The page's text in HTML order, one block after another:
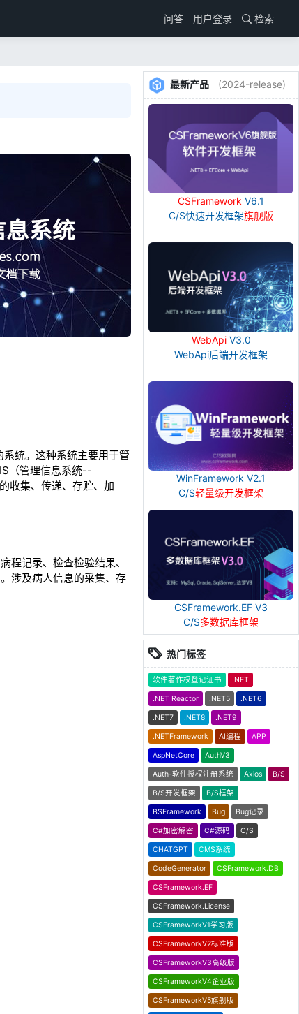
问答 用户登录 检索
统。这种系统主要用于管
（管理信息系统--
收集、传递、存贮、加
程记录、检查检验结果、
涉及病人信息的采集、存
最新产品 (2024-release)
CSFramework V6.1
C/S快速开发框架旗舰版
WebApiV3.0
WebApi后端开发框架
WinFramework V2.1
C/S轻量级开发框架
CSFramework.EF V3
C/S多数据库框架
热门标签
软件著作权登记证书 .NET
.NET Reactor .NET5 .NET6
.NET7 .NET8 .NET9
.NETFramework AI编程 APP
AspNetCore AuthV3
Auth-软件授权注册系统 Axios B/S
B/S开发框架 B/S框架
BSFramework Bug Bug记录
C#加密解密 C#源码 C/S
CHATGPT CMS系统
CodeGenerator CSFramework.DB
CSFramework.EF
CSFramework.License
CSFrameworkV1学习版
CSFrameworkV2标准版
CSFrameworkV3高级版
CSFrameworkV4企业版
CSFrameworkV5旗舰版